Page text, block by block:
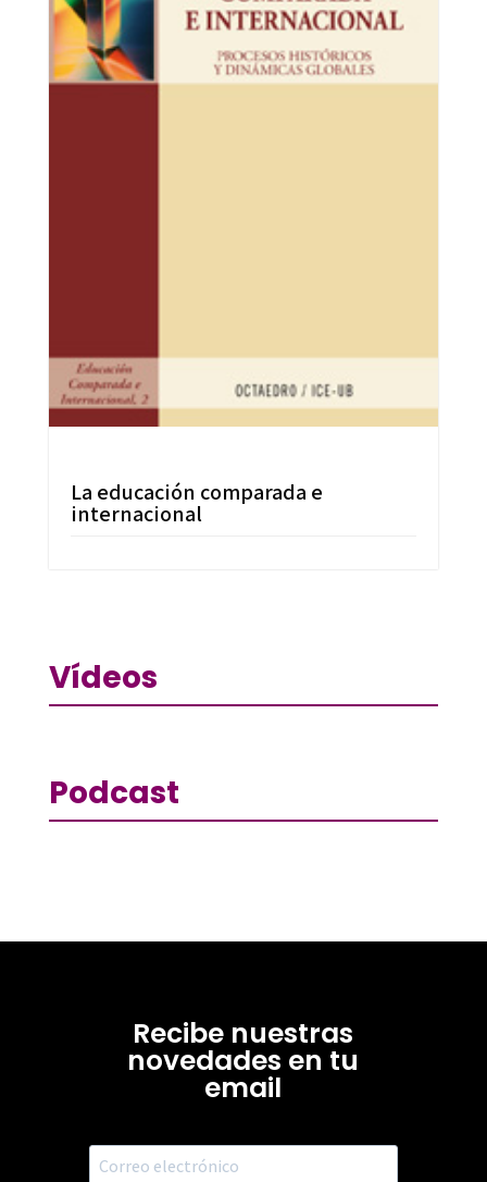
La educación comparada e
internacional
Vídeos
Podcast
Recibe nuestras
novedades en tu
email